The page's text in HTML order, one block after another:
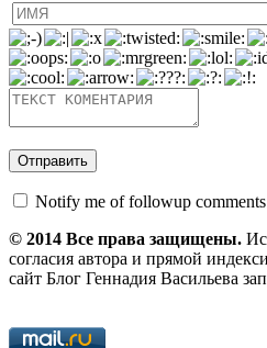
Notify me of followup
© 2014 Все права защищены.
согласия автора и прямой
сайт Блог Геннадия Васильева